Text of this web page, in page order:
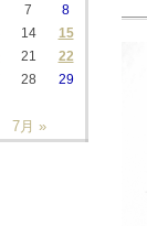
7月 »
7
8
14
15
21
22
28
29